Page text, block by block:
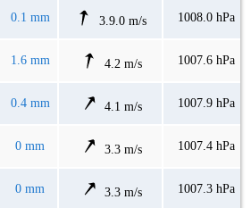
0.1 mm 3.9.0 m/s 1008.0 hPa
1.6 mm 4.2 m/s 1007.6 hPa
0.4 mm 4.1 m/s 1007.9 hPa
0 mm 3.3 m/s 1007.4 hPa
0 mm 3.3 m/s 1007.3 hPa